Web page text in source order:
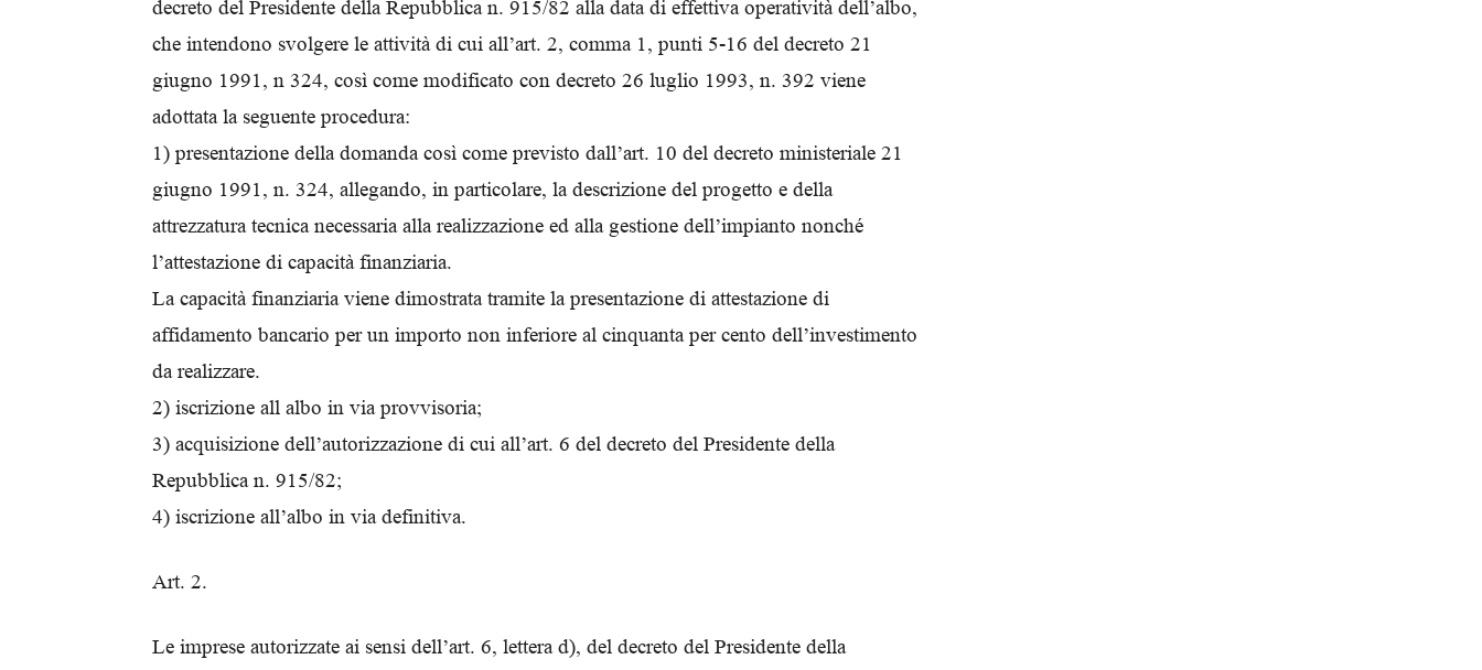
decreto del Presidente della Repubblica n. 915/82 alla data di effettiva operatività dell’albo,
che intendono svolgere le attività di cui all’art. 2, comma 1, punti 5-16 del decreto 21
giugno 1991, n 324, così come modificato con decreto 26 luglio 1993, n. 392 viene
adottata la seguente procedura:
1) presentazione della domanda così come previsto dall’art. 10 del decreto ministeriale 21
giugno 1991, n. 324, allegando, in particolare, la descrizione del progetto e della
attrezzatura tecnica necessaria alla realizzazione ed alla gestione dell’impianto nonché
l’attestazione di capacità finanziaria.
La capacità finanziaria viene dimostrata tramite la presentazione di attestazione di
affidamento bancario per un importo non inferiore al cinquanta per cento dell’investimento
da realizzare.
2) iscrizione all albo in via provvisoria;
3) acquisizione dell’autorizzazione di cui all’art. 6 del decreto del Presidente della
Repubblica n. 915/82;
4) iscrizione all’albo in via definitiva.
Art. 2.
Le imprese autorizzate ai sensi dell’art. 6, lettera d), del decreto del Presidente della